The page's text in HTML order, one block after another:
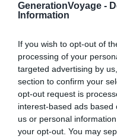
GenerationVoyage -
Information
If you wish to opt-out of
processing of your
targeted advertising by
section to confirm your
opt-out request is
interest-based ads
us or personal
your opt-out. You may
Le Domaine